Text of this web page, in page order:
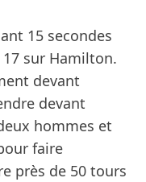
15 secondes
17 sur Hamilton.
devant
devant
hommes et
faire
près de 50 tours